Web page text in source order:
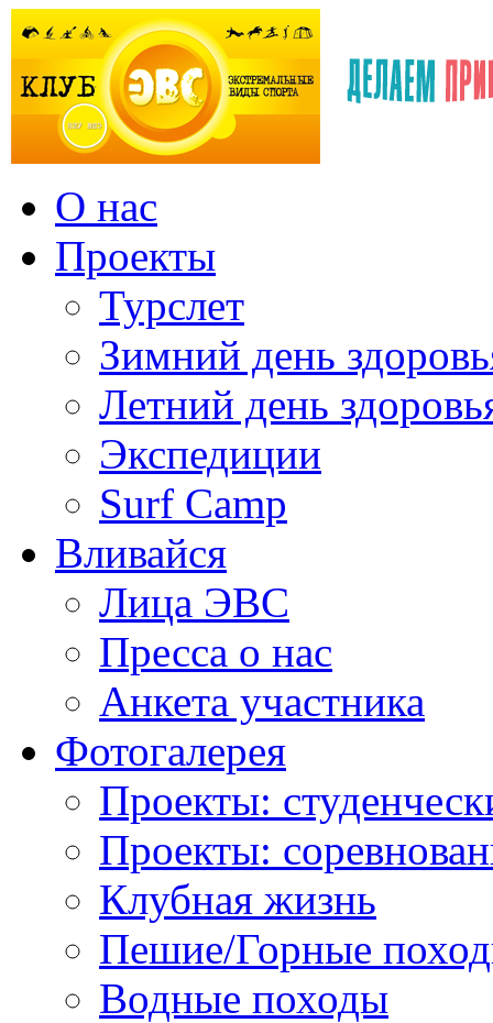
О нас
Проекты
Турслет
Зимний день
Летний день
Экспедиции
Surf Camp
Вливайся
Лица ЭВС
Пресса о нас
Анкета участника
Фотогалерея
Проекты:
Проекты:
Клубная жизнь
Пешие/Горные
Водные походы